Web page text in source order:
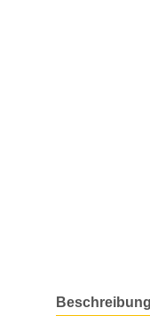
weitere
Beschreibung